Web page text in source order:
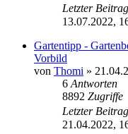
Letzter Beitrag
13.07.2022,
Gartentipp -
Vorbild
von Thomi »
6 Antworten
8892 Zugriffe
Letzter Beitrag
21.04.2022,